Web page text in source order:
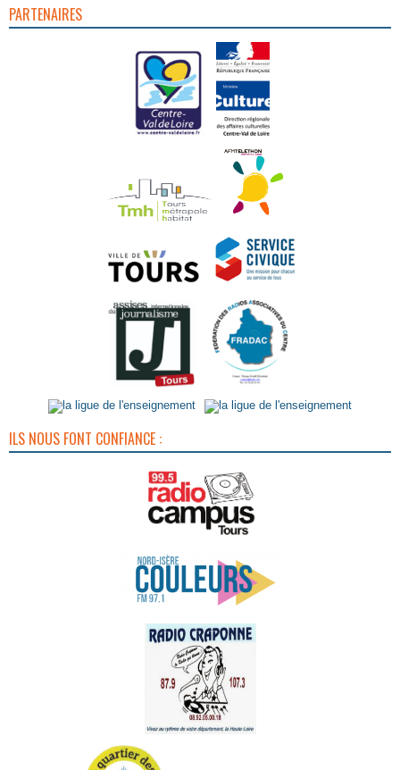
PARTENAIRES
ILS NOUS FONT CONFIANCE :